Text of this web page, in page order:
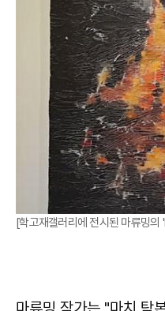
[학고재갤러리에 전시된 마류밍